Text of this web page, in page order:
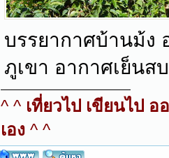
บรรยากาศบ้านม้ง
ภูเขา อากาศเย็นส
^ ^ เที่ยวไป เขียนไป
เอง ^ ^